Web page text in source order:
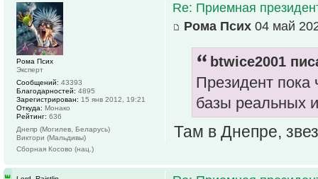
Re: Приемная
Рома Псих 04 май
btwice2001
Президент пока
базы реальных
Там в Днепре,
Рома Псих
Эксперт
Сообщений: 43393
Благодарностей: 4895
Зарегистрирован: 15 янв 2012, 19:21
Откуда: Монако
Рейтинг: 636
Днепр (Могилев, Беларусь)
Виктори (Мальдивы)
Сборная Косово (нац.)